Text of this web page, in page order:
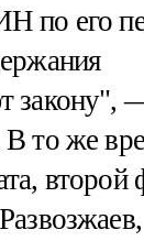
по его
закону",
то же
второй